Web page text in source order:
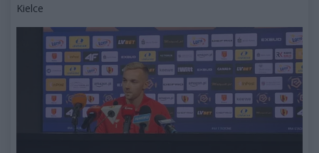
Kategorie artykułu:
Kielce